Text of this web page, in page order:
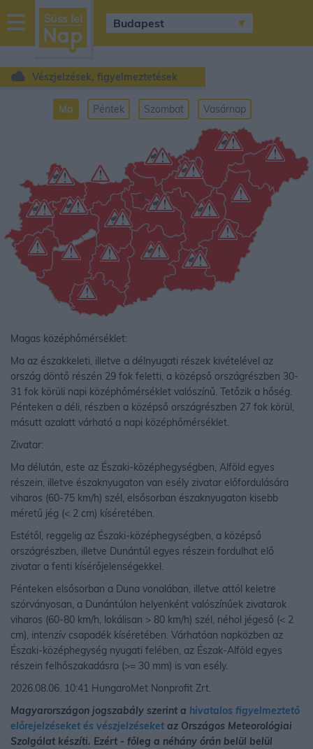
sussfelnap.hu
időjárás
Vészjelzések, figyelmeztetések
Ma Péntek Szombat Vasárnap
•
Magas középhőmérséklet:
Ma az északkeleti, illetve a délnyugati részek kivételével az
ország döntő részén 29 fok feletti, a középső országrészben 30-
31 fok körüli napi középhőmérséklet valószínű. Tetőzik a hőség.
Pénteken a déli, részben a középső országrészben 27 fok körül,
másutt azalatt várható a napi középhőmérséklet.
Zivatar:
Ma délután, este az Északi-középhegységben, Alföld egyes
részein, illetve északnyugaton van esély zivatar előfordulására
viharos (60-75 km/h) szél, elsősorban északnyugaton kisebb
méretű jég (< 2 cm) kíséretében.
Estétől, reggelig az Északi-középhegységben, a középső
országrészben, illetve Dunántúl egyes részein fordulhat elő
zivatar a fenti kísérőjelenségekkel.
Pénteken elsősorban a Duna vonalában, illetve attól keletre
szórványosan, a Dunántúlon helyenként valószínűek zivatarok
viharos (60-80 km/h, lokálisan > 80 km/h) szél, néhol jégeső (< 2
cm), intenzív csapadék kíséretében. Várhatóan napközben az
Északi-középhegység nyugati felében, az Észak-Alföld egyes
részein felhőszakadásra (>= 30 mm) is van esély.
2026.08.06. 10:41 HungaroMet Nonprofit Zrt.
Magyarországon jogszabály szerint a hivatalos figyelmeztető
előrejelzéseket és vészjelzéseket az Országos Meteorológiai
Szolgálat készíti. Ezért - főleg a néhány órán belül belül